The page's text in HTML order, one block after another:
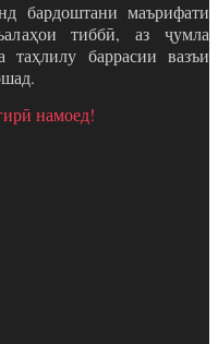
бардоштани маърифати
тиббӣ, аз ҷумла
таҳлилу баррасии вазъи
намоед!